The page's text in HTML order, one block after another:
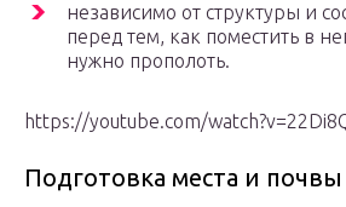
независимо от структуры и
перед тем, как поместить в
нужно прополоть.
https://youtube.com/
Подготовка места и почвы